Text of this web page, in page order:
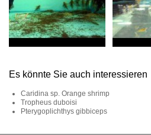
Es könnte Sie auch interessieren
Caridina sp. Orange shrimp
Tropheus duboisi
Pterygoplichthys gibbiceps